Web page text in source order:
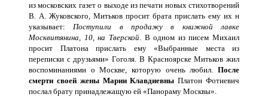
из московских газет о выходе из печати новых стихотворений
В. А. Жуковского, Митьков просит брата прислать ему их н
указывает:Поступили в продажу в книжной лавке
Москвитянина, 10, на Тверской. В одном из писем Михаил
просит Платона прислать ему «Выбранные места из
переписки с друзьями» Гоголя. В Красноярске Митьков жил
воспоминаниями о Москве, которую очень любил. После
смерти своей жены Марии Клавдиевны Платон Фотиевич
послал брату принадлежащую ей «Панораму Москвы».